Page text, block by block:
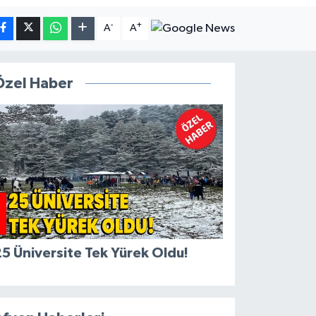
A- A+
Haber
Üniversite Tek Yürek Oldu!